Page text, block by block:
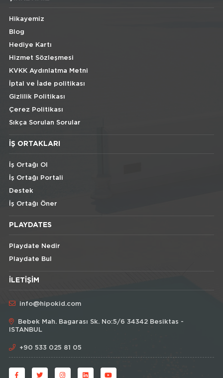
Hikayemiz
Blog
Hediye Kartı
Hizmet Sözleşmesi
KVKK Aydınlatma Metni
İptal ve İade politikası
Gizlilik Politikası
Çerez Politikası
Sıkça Sorulan Sorular
İŞ ORTAKLARI
İş Ortağı Ol
İş Ortağı Portali
Destek
İş Ortağı Öner
PLAYDATES
Playdate Nedir
Playdate Bul
İLETIŞIM
info@hipokid.com
Bebek Mah. Bagarası Sk. No:5/6 34342 Besiktas -
ISTANBUL
+90 533 025 81 05